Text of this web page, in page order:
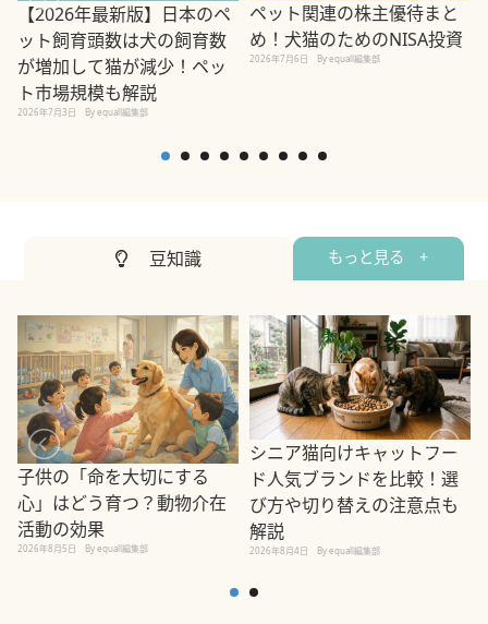
【2026年最新版】日本のペ
ット飼育頭数は犬の飼育数
が増加して猫が減少！ペッ
ト市場規模も解説
2026年7月3日 By equall編集部
ペット関連の株主優待まと
め！犬猫のためのNISA投資
2026年7月6日 By equall編集部
豆知識 もっと見る +
子供の「命を大切にする
心」はどう育つ？動物介在
活動の効果
2026年8月5日 By equall編集部
シニア猫向けキャットフー
ド人気ブランドを比較！選
び方や切り替えの注意点も
解説
2026年8月4日 By equall編集部